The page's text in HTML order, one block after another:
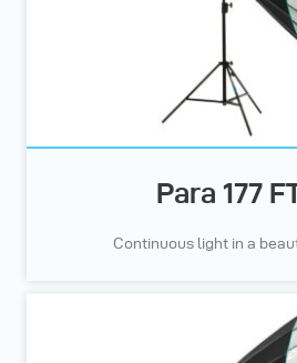
Para 177
Continuous light in a